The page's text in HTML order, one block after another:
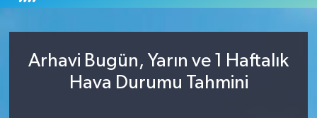
Arhavi Bugün, Yarın ve 1 Haftalık
Hava Durumu Tahmini
Kültür-Sanat
Son Dakika Haberleri